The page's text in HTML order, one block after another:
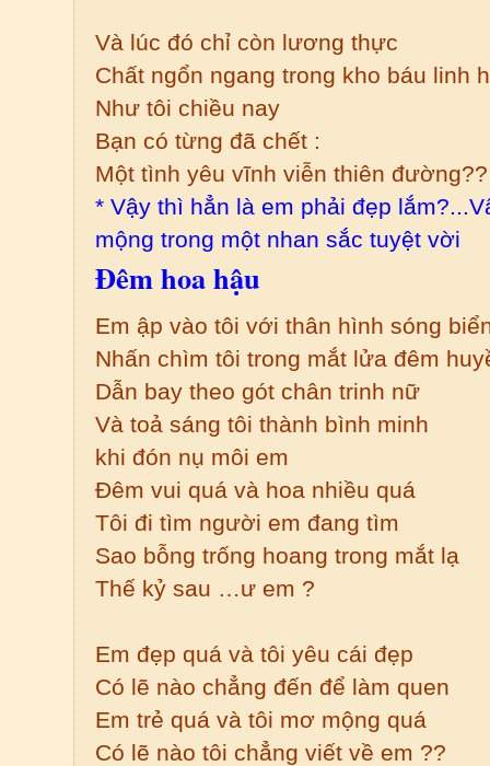
Và lúc đó chỉ còn lương thực
Chất ngổn ngang trong kho báu linh
Như tôi chiều nay
Bạn có từng đã chết :
Một tình yêu vĩnh viễn thiên đường??
* Vậy thì hẳn là em phải đẹp
mộng trong một nhan sắc tuyệt vời
Đêm hoa hậu
Em ập vào tôi với thân hình sóng
Nhấn chìm tôi trong mắt lửa đêm
Dẫn bay theo gót chân trinh nữ
Và toả sáng tôi thành bình minh
khi đón nụ môi em
Đêm vui quá và hoa nhiều quá
Tôi đi tìm người em đang tìm
Sao bỗng trống hoang trong mắt lạ
Thế kỷ sau …ư em ?
Em đẹp quá và tôi yêu cái đẹp
Có lẽ nào chẳng đến để làm quen
Em trẻ quá và tôi mơ mộng quá
Có lẽ nào tôi chẳng viết về em ??